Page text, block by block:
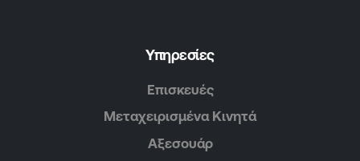
Υπηρεσίες
Επισκευές
Μεταχειρισμένα Κινητά
Αξεσουάρ